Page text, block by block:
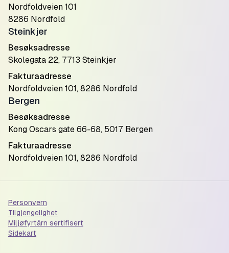
Nordfoldveien 101
8286 Nordfold
Steinkjer
Besøksadresse
Skolegata 22, 7713 Steinkjer
Fakturaadresse
Nordfoldveien 101, 8286 Nordfold
Bergen
Besøksadresse
Kong Oscars gate 66-68, 5017 Bergen
Fakturaadresse
Nordfoldveien 101, 8286 Nordfold
Personvern
Tilgjengelighet
Miljøfyrtårn sertifisert
Sidekart